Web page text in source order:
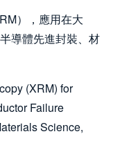
），應用在大
導體先進封裝、材
(XRM) for
Failure
Science,